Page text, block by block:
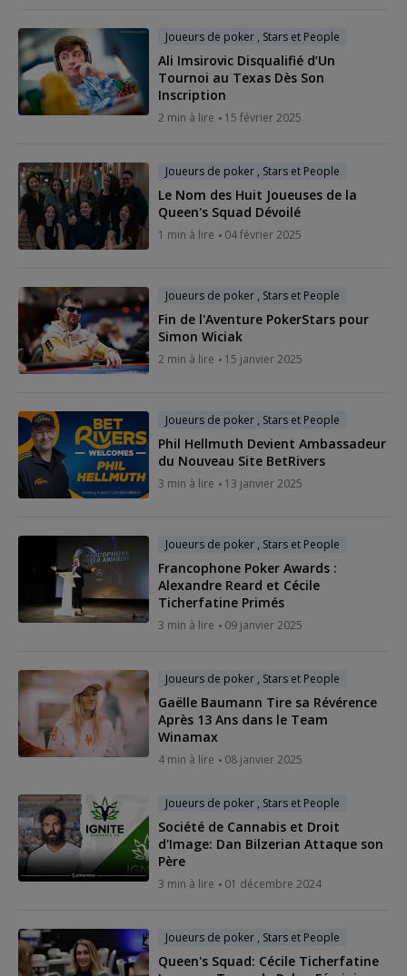
Joueurs de poker , Stars et People
Ali Imsirovic Disqualifié d’Un
Tournoi au Texas Dès Son
Inscription
2 min à lire 15 février 2025
Joueurs de poker , Stars et People
Le Nom des Huit Joueuses de la
Queen's Squad Dévoilé
1 min à lire 04 février 2025
Joueurs de poker , Stars et People
Fin de l'Aventure PokerStars pour
Simon Wiciak
2 min à lire 15 janvier 2025
Joueurs de poker , Stars et People
Phil Hellmuth Devient Ambassadeur
du Nouveau Site BetRivers
3 min à lire 13 janvier 2025
Joueurs de poker , Stars et People
Francophone Poker Awards :
Alexandre Reard et Cécile
Ticherfatine Primés
3 min à lire 09 janvier 2025
Joueurs de poker , Stars et People
Gaëlle Baumann Tire sa Révérence
Après 13 Ans dans le Team
Winamax
4 min à lire 08 janvier 2025
Joueurs de poker , Stars et People
Société de Cannabis et Droit
d'Image: Dan Bilzerian Attaque son
Père
3 min à lire 01 décembre 2024
Joueurs de poker , Stars et People
Queen's Squad: Cécile Ticherfatine